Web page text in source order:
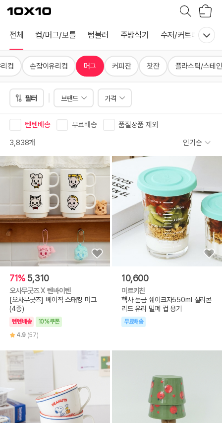
텐
바
전체 컵/머그/보틀 텀블러 주방식기 수저/커트러리
컵 손잡이유리컵 머그 커피잔 찻잔 플라스틱/스테
필터 브랜드 가격
텐텐배송 무료배송 품절상품 제외
3,838개 인기순
71% 5,310
오사무굿즈 X 텐바이텐
[오사무굿즈] 베이직 스태킹 머그
(4종)
텐텐배송
10%쿠폰
4.9 (57)
10,600
미르키친
헥사 눈금 쉐이크자550ml 실리콘
리드 유리 밀폐 컵 용기
무료배송